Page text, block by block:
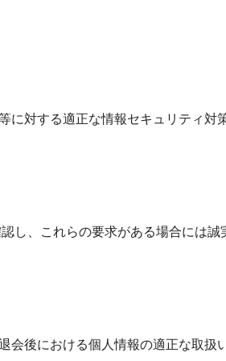
に対する適正な情報セキュリティ対
し、これらの要求がある場合には誠
会後における個人情報の適正な取扱